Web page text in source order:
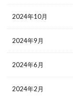
2024年10月
2024年9月
2024年6月
2024年2月